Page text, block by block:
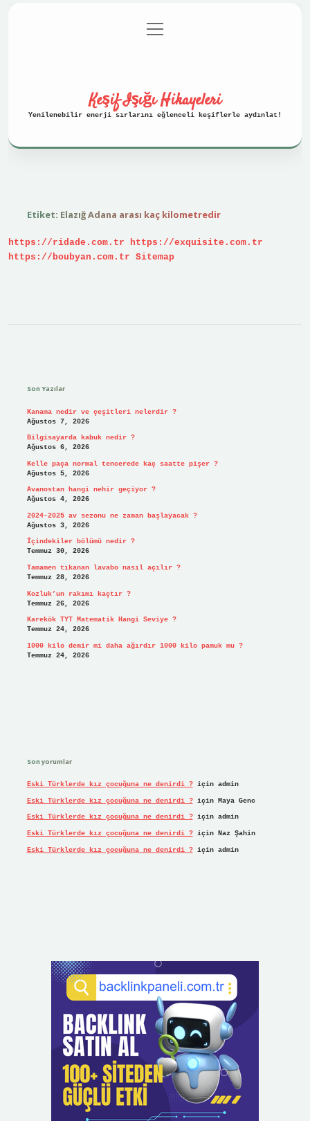
Gizlilik Politikası
menüyü
aç
Keşif Işığı Hikayeleri
Yenilenebilir enerji sırlarını eğlenceli keşiflerle aydınlat!
Etiket: Elazığ Adana arası kaç kilometredir
https://ridade.com.tr
https://exquisite.com.tr
https://boubyan.com.tr Sitemap
Son Yazılar
Kanama nedir ve çeşitleri nelerdir ?
Ağustos 7, 2026
Bilgisayarda kabuk nedir ?
Ağustos 6, 2026
Kelle paça normal tencerede kaç saatte pişer ?
Ağustos 5, 2026
Avanostan hangi nehir geçiyor ?
Ağustos 4, 2026
2024-2025 av sezonu ne zaman başlayacak ?
Ağustos 3, 2026
İçindekiler bölümü nedir ?
Temmuz 30, 2026
Tamamen tıkanan lavabo nasıl açılır ?
Temmuz 28, 2026
Kozluk’un rakımı kaçtır ?
Temmuz 26, 2026
Karekök TYT Matematik Hangi Seviye ?
Temmuz 24, 2026
1000 kilo demir mi daha ağırdır 1000 kilo pamuk mu ?
Temmuz 24, 2026
Son yorumlar
Eski Türklerde kız çocuğuna ne denirdi ?için admin
Eski Türklerde kız çocuğuna ne denirdi ?için Maya Genc
Eski Türklerde kız çocuğuna ne denirdi ?için admin
Eski Türklerde kız çocuğuna ne denirdi ?için Naz Şahin
Eski Türklerde kız çocuğuna ne denirdi ?için admin